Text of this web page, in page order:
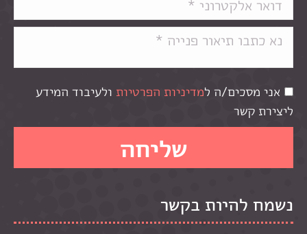
אני מסכים/ה למדיניות הפרטיות ולעיבוד המידע
ליצירת קשר
נשמח להיות בקשר